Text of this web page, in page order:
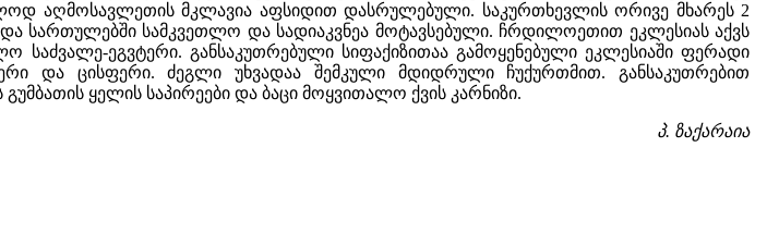
აღმოსავლეთის მკლავია აფსიდით დასრულებული. საკურთხევლის ორივე მხარეს 2
სართულებში სამკვეთლო და სადიაკვნეა მოტავსებული. ჩრდილოეთით ეკლესიას აქვს
საძვალე-ეგვტერი. განსაკუთრებული სიფაქიზითაა გამოყენებული ეკლესიაში ფერადი
და ცისფერი. ძეგლი უხვადაა შემკული მდიდრული ჩუქურთმით. განსაკუთრებით
ყელის საპირეები და ბაცი მოყვითალო ქვის კარნიზი.
პ. ზაქარაია